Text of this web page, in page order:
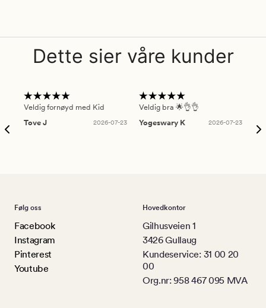
Dette sier våre kunder
Veldig fornøyd med Kid
Tove J
2026-07-23
Veldig bra 🌟👌👌
Yogeswary K
2026-07-23
Følg oss
Facebook
Instagram
Pinterest
Youtube
Hovedkontor
Gilhusveien 1
3426 Gullaug
Kundeservice: 31 00 20
00
Org.nr: 958 467 095 MVA